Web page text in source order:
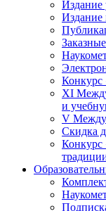
Издание
Издание
Конкурс
XI
и
V
Скидка
Конкурс